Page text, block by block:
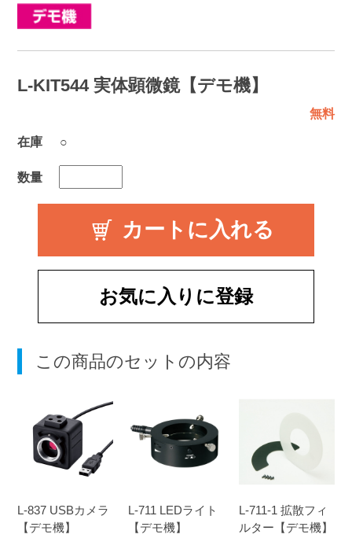
L-KIT544 実体顕微鏡【デモ機】
無料
在庫
○
数量
お気に入りに登録
この商品のセットの内容
L-837 USBカメラ
【デモ機】
L-711 LEDライト
【デモ機】
L-711-1 拡散フィ
ルター【デモ機】